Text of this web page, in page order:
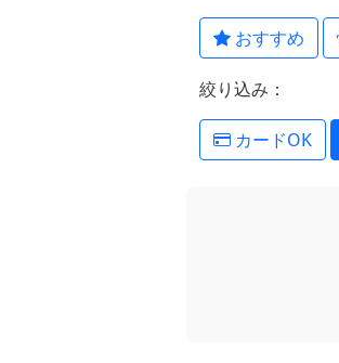
おすすめ
絞り込み：
カードOK